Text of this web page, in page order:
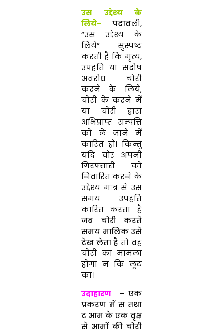
उस उद्देश्य के
लिये– पदावली,
“उस उद्देश्य के
लिये” सुस्पष्ट
करती है कि मृत्य,
उपहति या सदोष
अवरोध चोरी
करने के लिये,
चोरी के करने में
या चोरी द्वारा
अभिप्राप्त सम्पत्ति
को ले जाने में
कारित हो। किन्तु
यदि चोर अपनी
गिरफ्तारी को
निवारित करने के
उद्देश्य मात्र से उस
समय उपहति
कारित करता है
जब चोरी करते
समय मालिक उसे
देख लेता हैतो वह
चोरी का मामला
होगा न कि लूट
का।
उदाहारण– एक
प्रकरण में स तथा
द आम के एक वृक्ष
से आमों की चोरी